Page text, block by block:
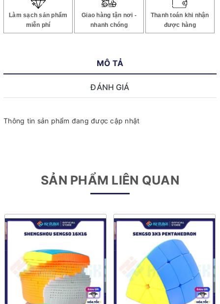
Làm sạch sản phẩm
miễn phí
Giao hàng tận nơi -
nhanh chóng
Thanh toán khi nhận
được hàng
MÔ TẢ
ĐÁNH GIÁ
Thông tin sản phẩm đang được cập nhật
SẢN PHẨM LIÊN QUAN